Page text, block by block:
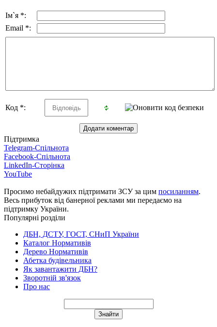
Ім`я *:
Email *:
Код *:
Підтримка
Telegram-Спільнота
Facebook-Спільнота
LinkedIn-Сторінка
YouTube
Просимо небайдужих підтримати ЗСУ за цим посиланням.
Весь прибуток від банерної реклами ми передаємо на
підтримку України.
Популярні розділи
ДБН, ДСТУ, ГОСТ, СНиП України
Каталог Нормативів
Дерево Нормативів
Абетка будівельника
Як завантажити ДБН?
Зворотній зв'язок
Про нас